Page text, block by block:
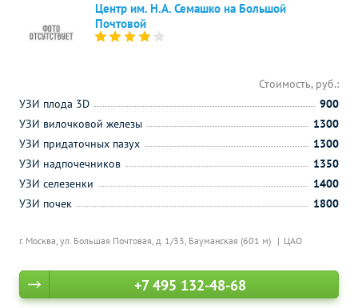
Центр им. Н.А. Семашко на Большой
Почтовой
г. Москва, ул. Большая Почтовая, д. 1/33, Бауманская (601 м) ЦАО
Стоимость, руб.:
УЗИ плода 3D
900
УЗИ вилочковой железы
1300
УЗИ придаточных пазух
1300
УЗИ надпочечников
1350
УЗИ селезенки
1400
УЗИ почек
1800
+7 495 132-48-68